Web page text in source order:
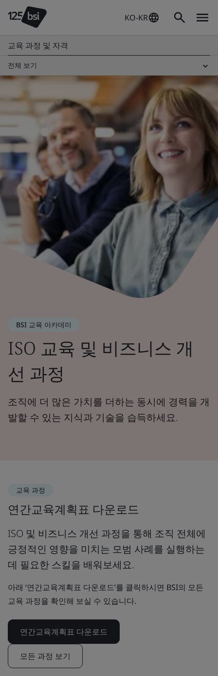
KO-KR
교육 과정 및 자격
전체 보기
BSI 교육 아카데미
ISO 교육 및 비즈니스 개
선 과정
조직에 더 많은 가치를 더하는 동시에 경력을 개
발할 수 있는 지식과 기술을 습득하세요.
교육 과정
연간교육계획표 다운로드
ISO 및 비즈니스 개선 과정을 통해 조직 전체에
긍정적인 영향을 미치는 모범 사례를 실행하는
데 필요한 스킬을 배워보세요.
아래 ‘연간교육계획표 다운로드’를 클릭하시면 BSI의 모든
교육 과정을 확인해 보실 수 있습니다.
연간교육계획표 다운로드
모든 과정 보기